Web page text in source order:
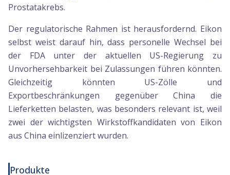
Prostatakrebs.
Der regulatorische Rahmen ist herausfordernd. Eikon
selbst weist darauf hin, dass personelle Wechsel bei
der FDA unter der aktuellen US-Regierung zu
Unvorhersehbarkeit bei Zulassungen führen könnten.
Gleichzeitig könnten US-Zölle und
Exportbeschränkungen gegenüber China die
Lieferketten belasten, was besonders relevant ist, weil
zwei der wichtigsten Wirkstoffkandidaten von Eikon
aus China einlizenziert wurden.
Produkte